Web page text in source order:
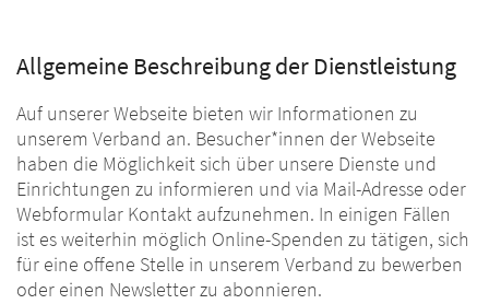
Allgemeine Beschreibung der Dienstleistung
Auf unserer Webseite bieten wir Informationen zu
unserem Verband an. Besucher*innen der Webseite
haben die Möglichkeit sich über unsere Dienste und
Einrichtungen zu informieren und via Mail-Adresse oder
Webformular Kontakt aufzunehmen. In einigen Fällen
ist es weiterhin möglich Online-Spenden zu tätigen, sich
für eine offene Stelle in unserem Verband zu bewerben
oder einen Newsletter zu abonnieren.